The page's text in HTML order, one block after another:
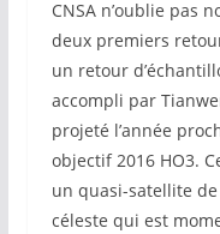
CNSA n’oublie pas
deux premiers
un retour
accompli par
projeté l’année
objectif 2016 HO3.
un quasi-satellite
céleste qui est